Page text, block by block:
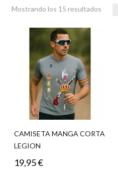
Mostrando los 15 resultados
CAMISETA MANGA CORTA
LEGION
19,95€